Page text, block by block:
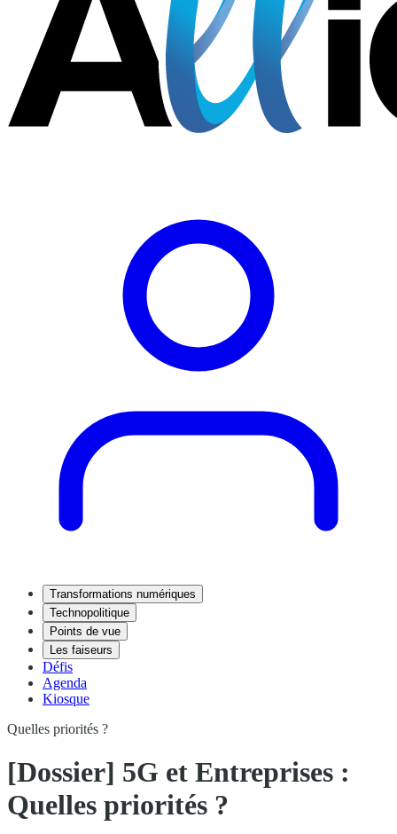
Transformations numériques
Technopolitique
Points de vue
Les faiseurs
Défis
Agenda
Kiosque
Quelles priorités ?
[Dossier] 5G et Entreprises :
Quelles priorités ?